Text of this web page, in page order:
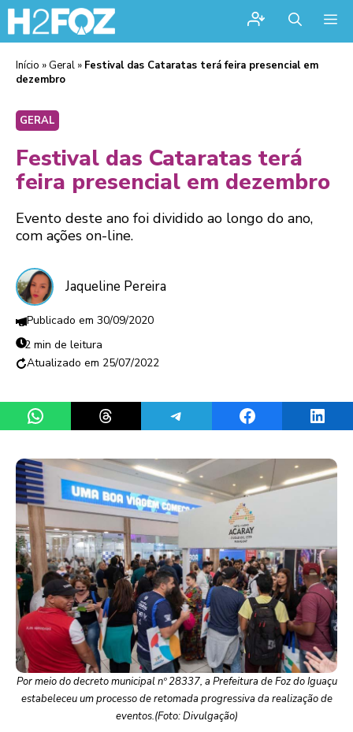
Início » Geral » Festival das Cataratas terá feira presencial em
dezembro
GERAL
Festival das Cataratas terá
feira presencial em dezembro
Evento deste ano foi dividido ao longo do ano,
com ações on-line.
Jaqueline Pereira
30/09/2020
2 min de leitura
25/07/2022
Share on WhatsAppShare on ThreadsShare on TelegramShare on Facebook
Por meio do decreto municipal nº 28337, a Prefeitura de Foz do Iguaçu
estabeleceu um processo de retomada progressiva da realização de
eventos.(Foto: Divulgação)